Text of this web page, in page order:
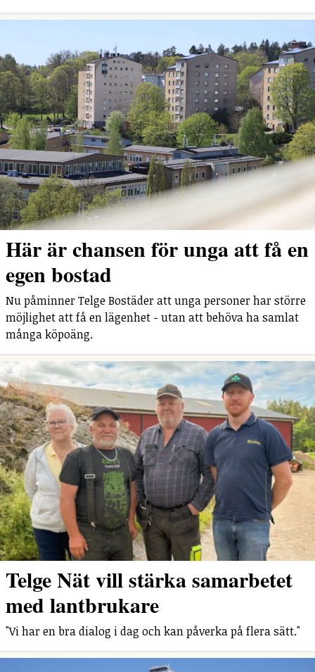
Här är chansen för unga att få en
egen bostad
Nu påminner Telge Bostäder att unga personer har större
möjlighet att få en lägenhet - utan att behöva ha samlat
många köpoäng.
Telge Nät vill stärka samarbetet
med lantbrukare
"Vi har en bra dialog i dag och kan påverka på flera sätt."